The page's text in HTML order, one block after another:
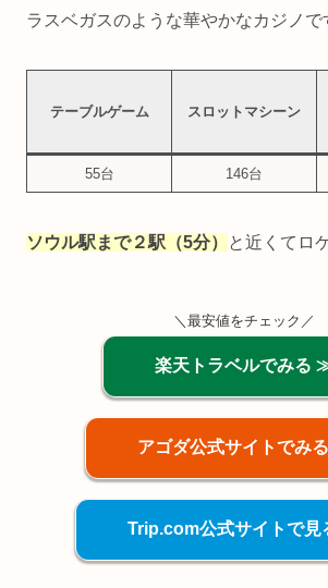
ラスベガスのような華やかなカジノで
テーブルゲーム スロットマシーン
55台 146台
ソウル駅まで２駅（5分） と近くてロ
＼最安値をチェック／
楽天トラベルでみる
アゴダ公式サイトでみ
Trip.com公式サイトで